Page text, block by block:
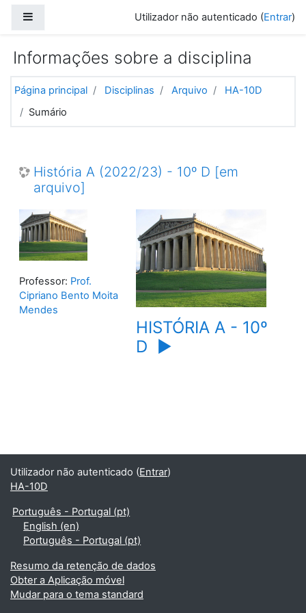
Utilizador não autenticado (Entrar)
Informações sobre a disciplina
Página principal Disciplinas Arquivo
HA-10D
Sumário
História A (2022/23) - 10º D [em
arquivo]
HISTÓRIA A - 10º
D ▶️
Professor: Prof.
Cipriano Bento Moita
Mendes
Utilizador não autenticado (Entrar)
HA-10D
Português - Portugal ‎(pt)‎
English ‎(en)‎
Português - Portugal ‎(pt)‎
Resumo da retenção de dados
Obter a Aplicação móvel
Mudar para o tema standard